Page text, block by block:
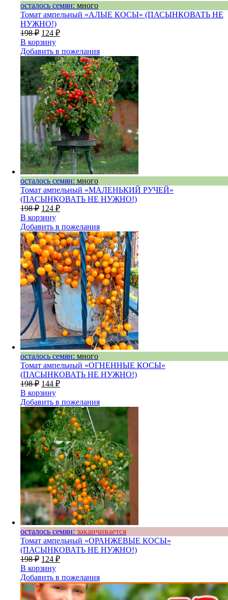
осталось семян: много
Томат ампельный «АЛЫЕ КОСЫ» (ПАСЫНКОВАТЬ НЕ
НУЖНО!)
198₽ 124 ₽
В корзину
Добавить в пожелания
осталось семян: много
Томат ампельный «МАЛЕНЬКИЙ РУЧЕЙ»
(ПАСЫНКОВАТЬ НЕ НУЖНО!)
198₽ 124 ₽
В корзину
Добавить в пожелания
осталось семян: много
Томат ампельный «ОГНЕННЫЕ КОСЫ»
(ПАСЫНКОВАТЬ НЕ НУЖНО!)
198₽ 144 ₽
В корзину
Добавить в пожелания
осталось семян: заканчивается
Томат ампельный «ОРАНЖЕВЫЕ КОСЫ»
(ПАСЫНКОВАТЬ НЕ НУЖНО!)
198₽ 124 ₽
В корзину
Добавить в пожелания